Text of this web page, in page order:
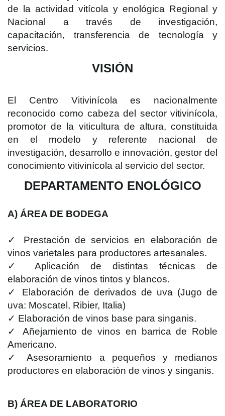
de la actividad vitícola y enológica Regional y
Nacional a través de investigación,
capacitación, transferencia de tecnología y
servicios.
VISIÓN
El Centro Vitivinícola es nacionalmente
reconocido como cabeza del sector vitivinícola,
promotor de la viticultura de altura, constituida
en el modelo y referente nacional de
investigación, desarrollo e innovación, gestor del
conocimiento vitivinícola al servicio del sector.
DEPARTAMENTO ENOLÓGICO
A) ÁREA DE BODEGA
✓ Prestación de servicios en elaboración de
vinos varietales para productores artesanales.
✓ Aplicación de distintas técnicas de
elaboración de vinos tintos y blancos.
✓ Elaboración de derivados de uva (Jugo de
uva: Moscatel, Ribier, Italia)
✓ Elaboración de vinos base para singanis.
✓ Añejamiento de vinos en barrica de Roble
Americano.
✓ Asesoramiento a pequeños y medianos
productores en elaboración de vinos y singanis.
B) ÁREA DE LABORATORIO